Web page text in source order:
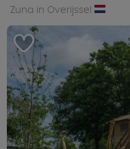
Zuna in Overijssel